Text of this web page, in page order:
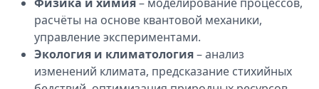
расчёты на основе квантовой механики,
управление экспериментами.
Экология и климатология– анализ
изменений климата, предсказание стихийных